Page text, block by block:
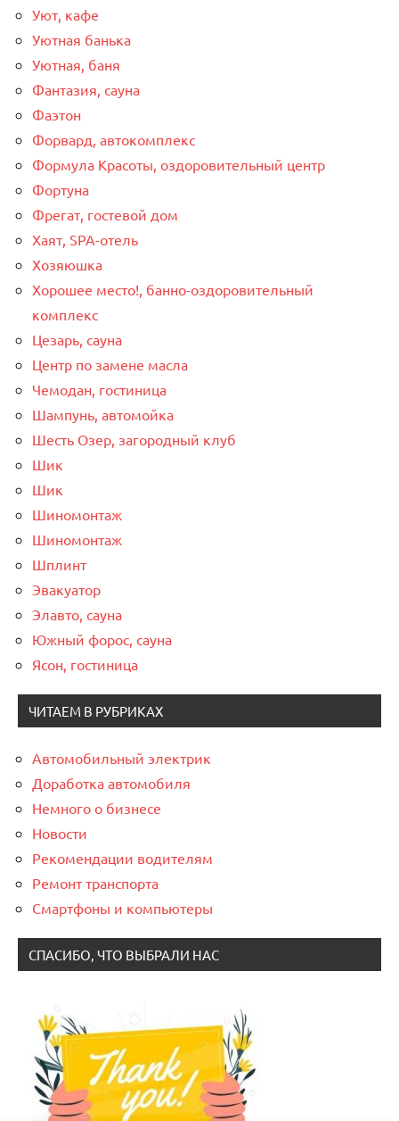
Уют, кафе
Уютная банька
Уютная, баня
Фантазия, сауна
Фаэтон
Форвард, автокомплекс
Формула Красоты, оздоровительный центр
Фортуна
Фрегат, гостевой дом
Хаят, SPA-отель
Хозяюшка
Хорошее место!, банно-оздоровительный
комплекс
Цезарь, сауна
Центр по замене масла
Чемодан, гостиница
Шампунь, автомойка
Шесть Озер, загородный клуб
Шик
Шик
Шиномонтаж
Шиномонтаж
Шплинт
Эвакуатор
Элавто, сауна
Южный форос, сауна
Ясон, гостиница
ЧИТАЕМ В РУБРИКАХ
Автомобильный электрик
Доработка автомобиля
Немного о бизнесе
Новости
Рекомендации водителям
Ремонт транспорта
Смартфоны и компьютеры
СПАСИБО, ЧТО ВЫБРАЛИ НАС